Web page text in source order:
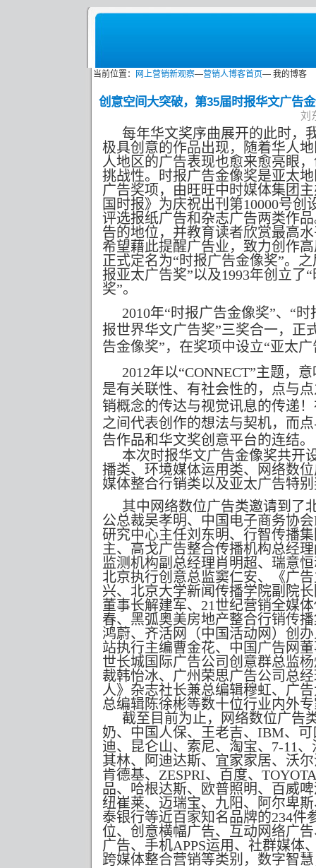
当前位置： 网上营销新观察—营销人博客首页— 我的博客
创意空间大突破，第35届时报华文广告
刘
每年华文奖序曲展开的此时，
极具创意的作品出现，随着华人
人地区的广告表现也愈来愈亮眼
挑战性。时报广告金像奖是亚太
广告奖项，由旺旺中时媒体集团
国时报》为庆祝出刊第10000号创
评选报纸广告和杂志广告两类作
告的地位，并教育读者欣赏最高
希望藉此提醒广告业，致力创作
正式定名为“时报广告金像奖”。
报亚太广告奖”以及1993年创立了
奖”。
2010年“时报广告金像奖”、“
报世界华文广告奖”三奖合一，正
告金像奖”，在奖项中设立“亚太
2012年以“CONNECT”主题，
是有关联性、有社会性的，点与
销概念的传达与视觉讯息的传递
之间代表创作的想法与契机，而
告作品和华文奖创意平台
本次时报华文广告金像奖共开
播类、环境媒体运用类、网络数
媒体整合行销类以及亚太广告特
其中网络数位广告类邀请到了
公总裁吴孝明、中国电子商务协会
研究中心主任刘东明、行智传播
主、高戈广告整合传播机构总经
监测机构副总经理肖明超、瑞意
北京执行创意总监窦仁安、《广
兴、北京大学新闻传播学院副院
董事长解建军、 21世纪营销全媒
春、黑弧奥美房地产整合行销传
鸿蔚、齐活网（中国活动网）创
站执行主编曹金花、中国广告网
世长城国际广告公司创意群总监
裁韩怡冰、广州荣思广告公司总
人》杂志社长兼总编辑穆虹、广
总编辑陈徐彬等数十位行业内外
截至目前为止，网络数位广告
奶、中国人保、王老吉、 IBM、
迪、昆仑山、索尼、淘宝、 7-11、
其林、阿迪达斯、宜家家居、沃
肯德基、 ZESPRI、百度、 TOYOTA
品、哈根达斯、欧普照明、百威
纽崔莱、迈瑞宝、九阳、阿尔卑
泰银行等近百家知名品牌的234件
位、创意横幅广告、互动网络广
广告、手机APPS运用、社群媒体
跨媒体整合营销等类别，数字智